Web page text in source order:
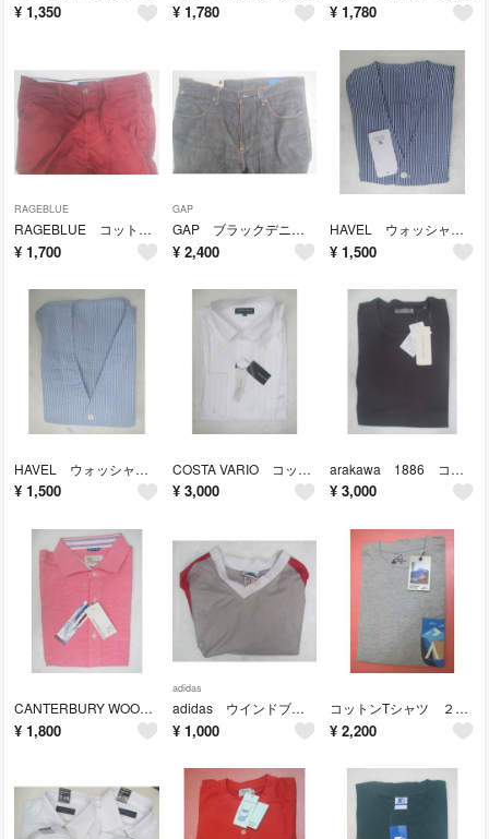
¥ 1,350 ¥ 1,780 ¥ 1,780
RAGEBLUE
RAGEBLUE コットンチノパン L
¥ 1,700
GAP
GAP ブラックデニムジーンズ W88cm
¥ 2,400
HAVEL ウォッシャブルベスト M 未使用タグ付き
¥ 1,500
HAVEL ウォッシャブルベスト L 未使用タグ付き
¥ 1,500
COSTA VARIO コットンボタンダウンシャツ L 未使用タグ付き 日本製
¥ 3,000
arakawa 1886 コットン長袖カットソー L 未使用タグ付き 日本製
¥ 3,000
CANTERBURY WOOD リネン混コットンシャツ 半袖 L 未使用タグ付き
¥ 1,800
adidas
adidas ウインドブレーカー L
¥ 1,000
コットンTシャツ ２枚組 M 未使用タグ付き
¥ 2,200